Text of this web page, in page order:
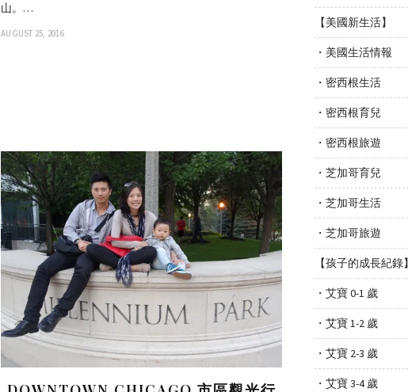
山。…
AUGUST 25, 2016
【美國新生活】
・美國生活情報
・密西根生活
・密西根育兒
・密西根旅遊
・芝加哥育兒
・芝加哥生活
・芝加哥旅遊
【孩子的成長紀錄】
・艾寶 0-1 歲
・艾寶 1-2 歲
・艾寶 2-3 歲
・艾寶 3-4 歲